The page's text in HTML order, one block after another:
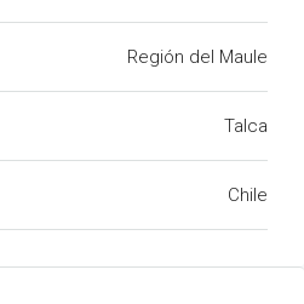
Región del Maule
Talca
Chile